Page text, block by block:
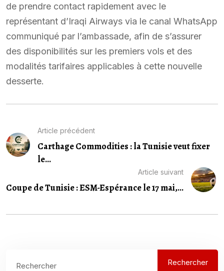
de prendre contact rapidement avec le
représentant d’Iraqi Airways via le canal WhatsApp
communiqué par l’ambassade, afin de s’assurer
des disponibilités sur les premiers vols et des
modalités tarifaires applicables à cette nouvelle
desserte.
Article précédent
Carthage Commodities : la Tunisie veut fixer
le...
Article suivant
Coupe de Tunisie : ESM-Espérance le 17 mai,...
Rechercher Rechercher